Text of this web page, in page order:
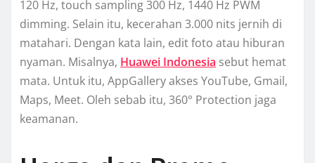
120 Hz, touch sampling 300 Hz, 1440 Hz PWM
dimming. Selain itu, kecerahan 3.000 nits jernih di
matahari. Dengan kata lain, edit foto atau hiburan
nyaman. Misalnya, Huawei Indonesia sebut hemat
mata. Untuk itu, AppGallery akses YouTube, Gmail,
Maps, Meet. Oleh sebab itu, 360° Protection jaga
keamanan.